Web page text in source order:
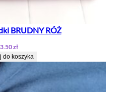
BRUDNY RÓŻ
3.50zł
do koszyka